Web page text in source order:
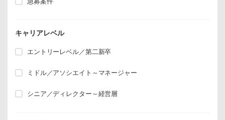
キャリアレベル
エントリーレベル／第二新卒
ミドル／アソシエイト～マネージャー
シニア／ディレクター～経営層